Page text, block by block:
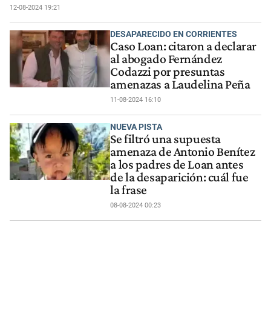
12-08-2024 19:21
DESAPARECIDO EN CORRIENTES
Caso Loan: citaron a declarar
al abogado Fernández
Codazzi por presuntas
amenazas a Laudelina Peña
11-08-2024 16:10
NUEVA PISTA
Se filtró una supuesta
amenaza de Antonio Benítez
a los padres de Loan antes
de la desaparición: cuál fue
la frase
08-08-2024 00:23